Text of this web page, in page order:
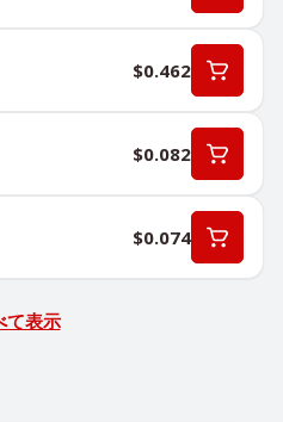
$0.462
$0.082
$0.074
て表示